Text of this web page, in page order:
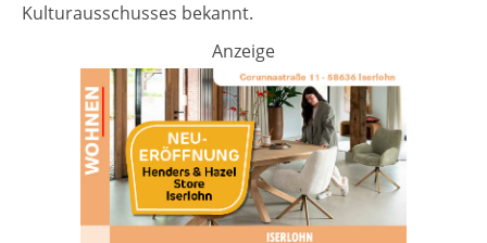
Kulturausschusses bekannt.
Anzeige